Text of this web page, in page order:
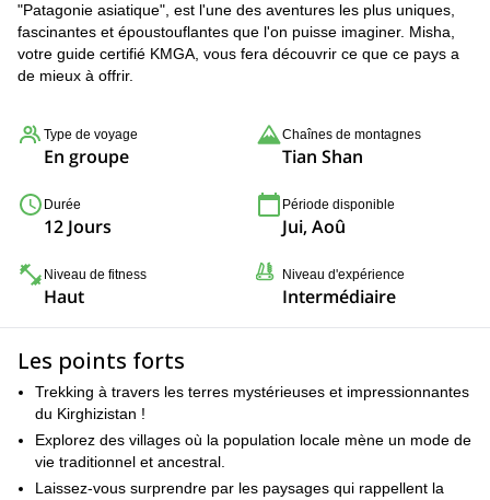
"Patagonie asiatique", est l'une des aventures les plus uniques,
fascinantes et époustouflantes que l'on puisse imaginer. Misha,
votre guide certifié KMGA, vous fera découvrir ce que ce pays a
de mieux à offrir.
Type de voyage
En groupe
Chaînes de montagnes
Tian Shan
Durée
12 Jours
Période disponible
Jui, Aoû
Niveau de fitness
Haut
Niveau d'expérience
Intermédiaire
Les points forts
Trekking à travers les terres mystérieuses et impressionnantes
du Kirghizistan !
Explorez des villages où la population locale mène un mode de
vie traditionnel et ancestral.
Laissez-vous surprendre par les paysages qui rappellent la